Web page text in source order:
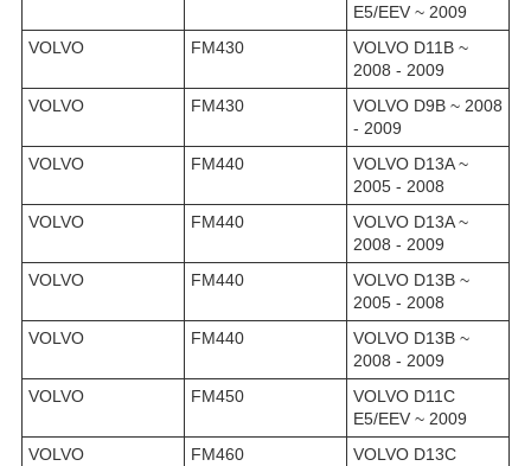
E5/EEV ~ 2009
VOLVO
FM430
VOLVO D11B ~
2008 - 2009
VOLVO
FM430
VOLVO D9B ~ 2008
- 2009
VOLVO
FM440
VOLVO D13A ~
2005 - 2008
VOLVO
FM440
VOLVO D13A ~
2008 - 2009
VOLVO
FM440
VOLVO D13B ~
2005 - 2008
VOLVO
FM440
VOLVO D13B ~
2008 - 2009
VOLVO
FM450
VOLVO D11C
E5/EEV ~ 2009
VOLVO
FM460
VOLVO D13C